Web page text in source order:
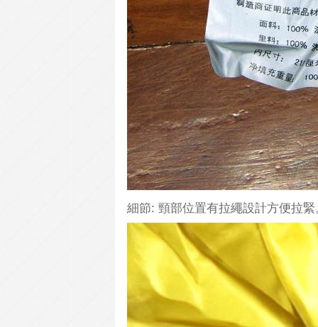
細節: 頸部位置有拉繩設計方便拉緊